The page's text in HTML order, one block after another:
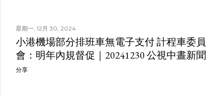
星期一, 12月 30, 2024
小港機場部分排班車無電子支付 計程車委員
會：明年內規督促｜20241230 公視中晝新聞
分享